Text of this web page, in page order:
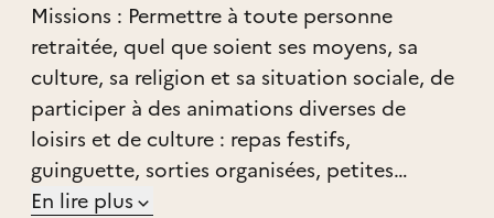
Missions : Permettre à toute personne
retraitée, quel que soient ses moyens, sa
culture, sa religion et sa situation sociale, de
participer à des animations diverses de
loisirs et de culture : repas festifs,
guinguette, sorties organisées, petites
vacances (France et Étranger), cinéma,
En lire plus